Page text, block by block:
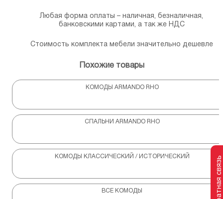
Любая форма оплаты – наличная, безналичная,
банковскими картами, а так же НДС
Стоимость комплекта мебели значительно дешевле
Похожие товары
КОМОДЫ ARMANDO RHO
СПАЛЬНИ ARMANDO RHO
КОМОДЫ КЛАССИЧЕСКИЙ / ИСТОРИЧЕСКИЙ
ВСЕ КОМОДЫ Обратная связь